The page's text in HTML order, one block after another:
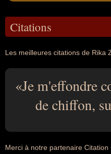
Citations
Les meilleures citations de Rika
Je m'effondre
de chiffon,
Merci à notre partenaire